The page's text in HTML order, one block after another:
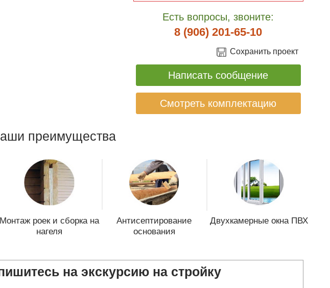
Есть вопросы, звоните:
8 (906) 201-65-10
Сохранить проект
Написать сообщение
Смотреть комплектацию
преимущества
Монтаж роек и сборка на
нагеля
Антисептирование
основания
Двухкамерные окна ПВХ
на экскурсию на стройку